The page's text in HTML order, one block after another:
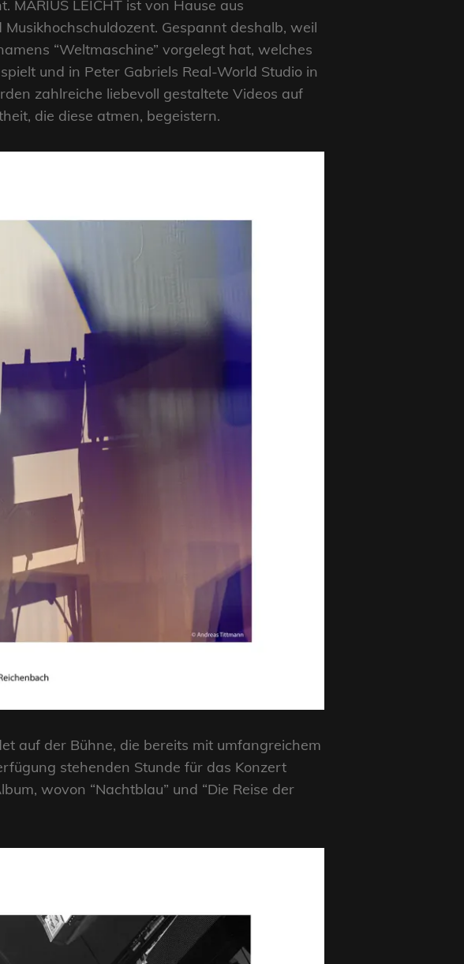
LEICHT ist von Hause aus
Gespannt deshalb, weil
“Weltmaschine” vorgelegt hat, welches
und in Peter Gabriels Real-World Studio in
zahlreiche liebevoll gestaltete Videos auf
die diese atmen, begeistern.
auf der Bühne, die bereits mit umfangreichem
stehenden Stunde für das Konzert
wovon “Nachtblau” und “Die Reise der